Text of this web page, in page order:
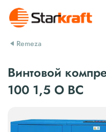
Remeza
Винтовой
100 1,5 О ВС